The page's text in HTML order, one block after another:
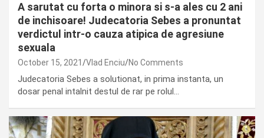
A sarutat cu forta o minora si s-a ales cu 2 ani
de inchisoare! Judecatoria Sebes a pronuntat
verdictul intr-o cauza atipica de agresiune
sexuala
October 15, 2021 Vlad Enciu No Comments
Judecatoria Sebes a solutionat, in prima instanta, un
dosar penal intalnit destul de rar pe rolul…